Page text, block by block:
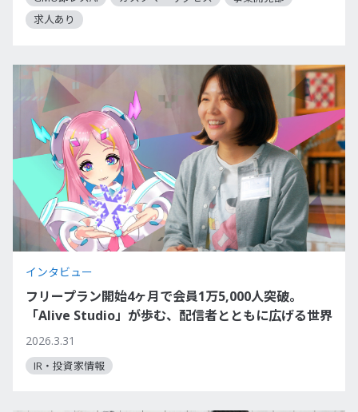
求人あり
インタビュー
フリープラン開始4ヶ月で会員1万5,000人突破。
「Alive Studio」が歩む、配信者とともに広げる世界
2026.3.31
IR・投資家情報